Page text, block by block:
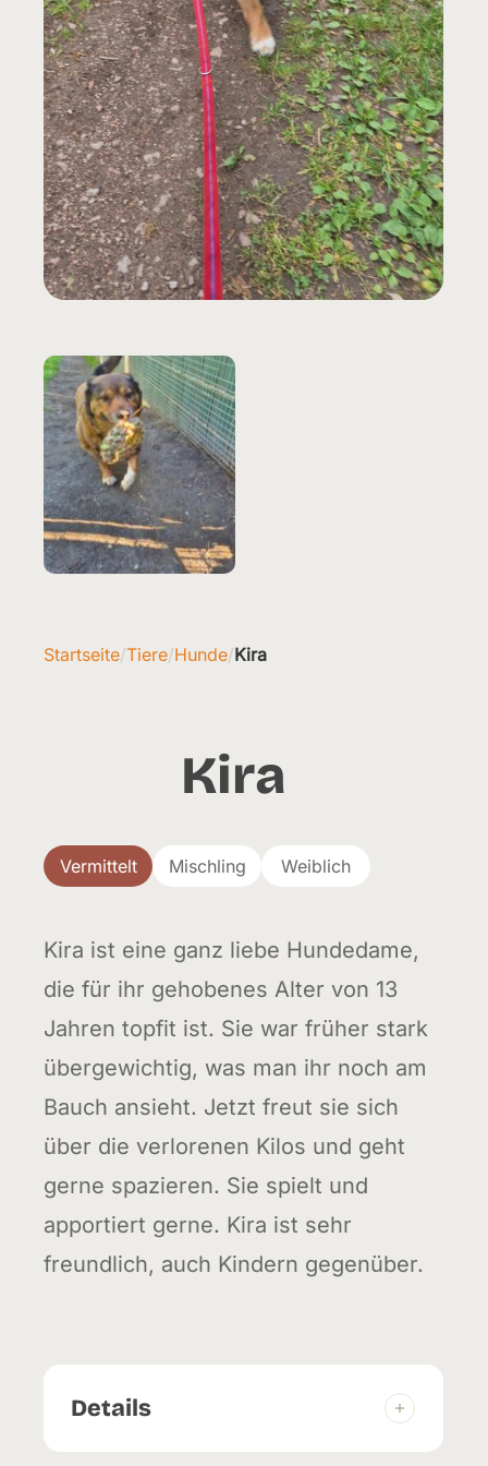
Startseite/Tiere/Hunde/Kira
Kira
Vermittelt Mischling Weiblich
Kira ist eine ganz liebe Hundedame,
die für ihr gehobenes Alter von 13
Jahren topfit ist. Sie war früher stark
übergewichtig, was man ihr noch am
Bauch ansieht. Jetzt freut sie sich
über die verlorenen Kilos und geht
gerne spazieren. Sie spielt und
apportiert gerne. Kira ist sehr
freundlich, auch Kindern gegenüber.
Details